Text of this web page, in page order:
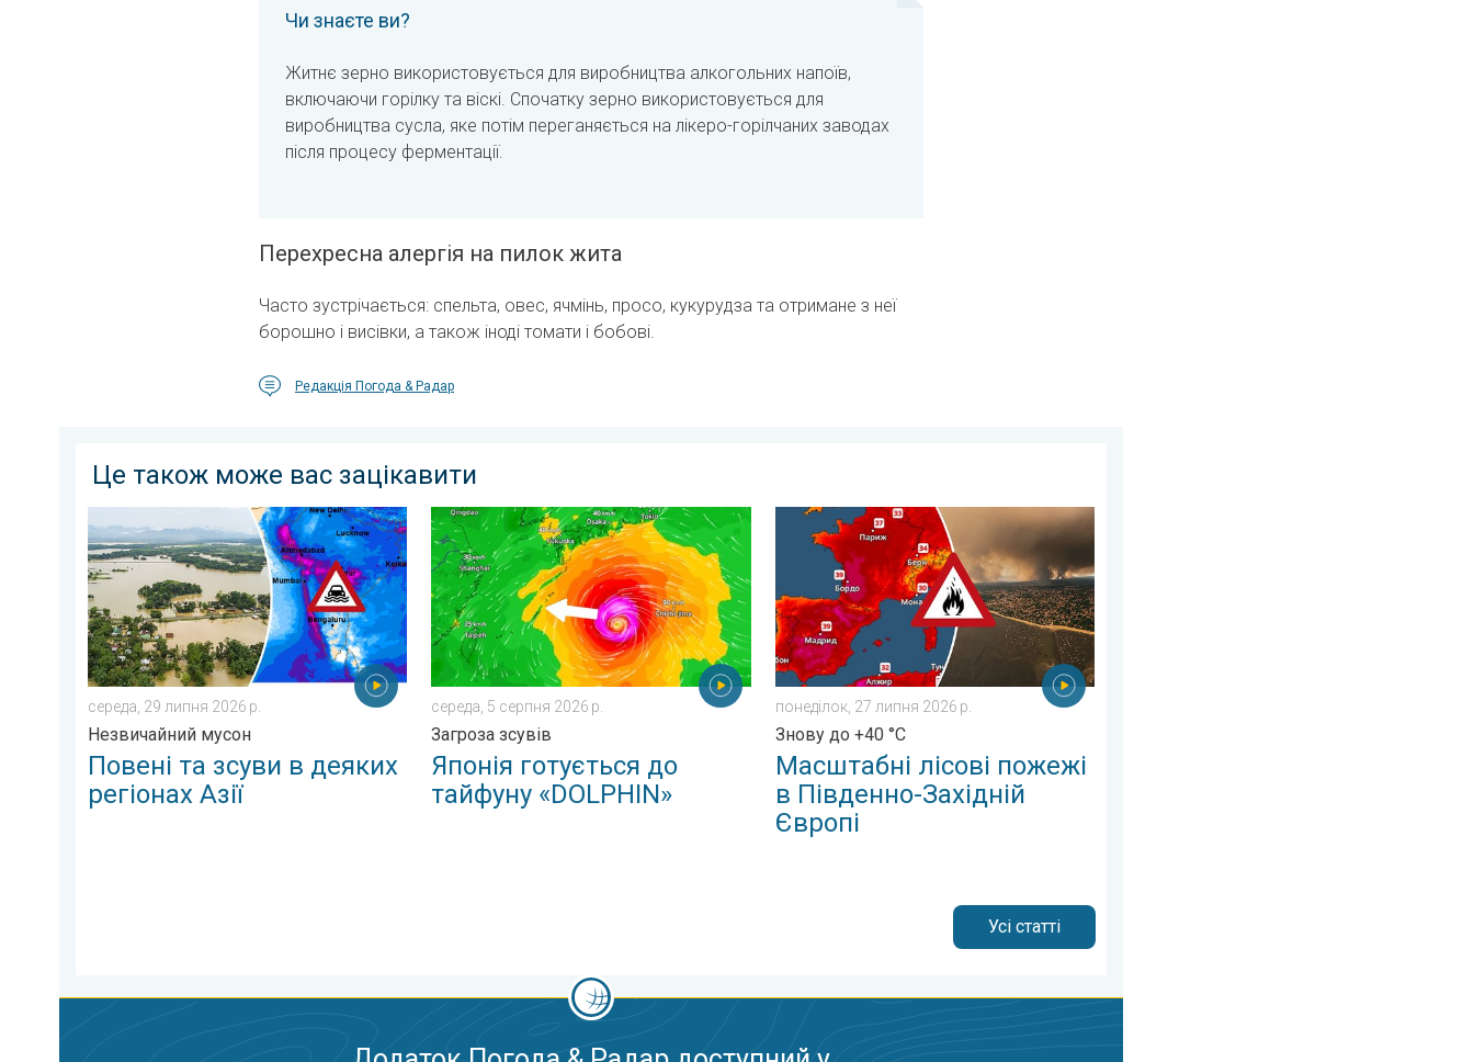
Чи знаєте ви?
Житнє зерно використовується для виробництва алкогольних напоїв,
включаючи горілку та віскі. Спочатку зерно використовується для
виробництва сусла, яке потім переганяється на лікеро-горілчаних заводах
після процесу ферментації.
Перехресна алергія на пилок жита
Часто зустрічається: спельта, овес, ячмінь, просо, кукурудза та отримане з неї
борошно і висівки, а також іноді томати і бобові.
Редакція Погода & Радар
Це також може вас зацікавити
Повені та зсуви в деяких регіонах Азії. Незвичайний мусон. . . середа, 29 липня 2026 р.
середа, 29 липня 2026 р.
Незвичайний мусон
Повені та зсуви в деяких
регіонах Азії
Японія готується до тайфуну «DOLPHIN». Загроза зсувів. . . середа, 5 серпня 2026 р.
середа, 5 серпня 2026 р.
Загроза зсувів
Японія готується до
тайфуну «DOLPHIN»
Масштабні лісові пожежі в Південно-Західній Європі. Знову до +40 °C. . . понеділок,
понеділок, 27 липня 2026 р.
Знову до +40 °C
Масштабні лісові пожежі
в Південно-Західній
Європі
Усі статті